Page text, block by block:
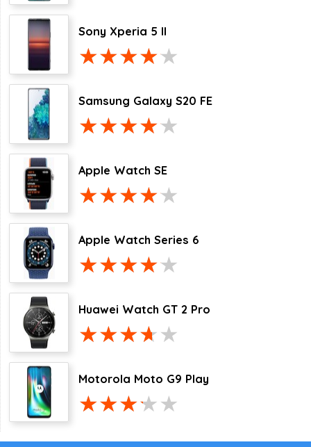
Sony Xperia 5 II
Samsung Galaxy S20 FE
Apple Watch SE
Apple Watch Series 6
Huawei Watch GT 2 Pro
Motorola Moto G9 Play